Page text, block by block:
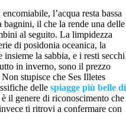
l’acqua resta bassa
bagnini, il che la rende una delle
al seguito. La limpidezza
di posidonia oceanica, la
la sabbia, e i resti secchi
in inverno, sono il prezzo
stupisce che Ses Illetes
delle spiagge più belle di
il genere di riconoscimento che
ti ritrovi a confermare con